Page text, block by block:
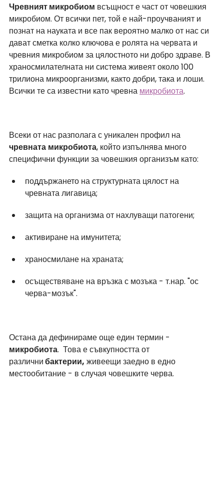
Чревният микробиом всъщност е част от човешкия
микробиом. От всички пет, той е най-проучваният и
познат на науката и все пак вероятно малко от нас си
дават сметка колко ключова е ролята на червата и
чревния микробиом за цялостното ни добро здраве. В
храносмилателната ни система живеят около 100
трилиона микроорганизми, както добри, така и лоши.
Всички те са известни като чревна микробиота.
Всеки от нас разполага с уникален профил на
чревната микробиота, който изпълнява много
специфични функции за човешкия организъм като:
поддържането на структурната цялост на
чревната лигавица;
защита на организма от нахлуващи патогени;
активиране на имунитета;
храносмилане на храната;
осъществяване на връзка с мозъка - т.нар. "ос
черва-мозък".
Остана да дефинираме още един термин -
микробиота.  Това е съвкупността от
различни бактерии, живеещи заедно в едно
местообитание - в случая човешките черва.